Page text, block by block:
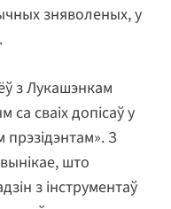
зняволеных, у
з Лукашэнкам
сваіх допісаў у
З
што
з інструментаў